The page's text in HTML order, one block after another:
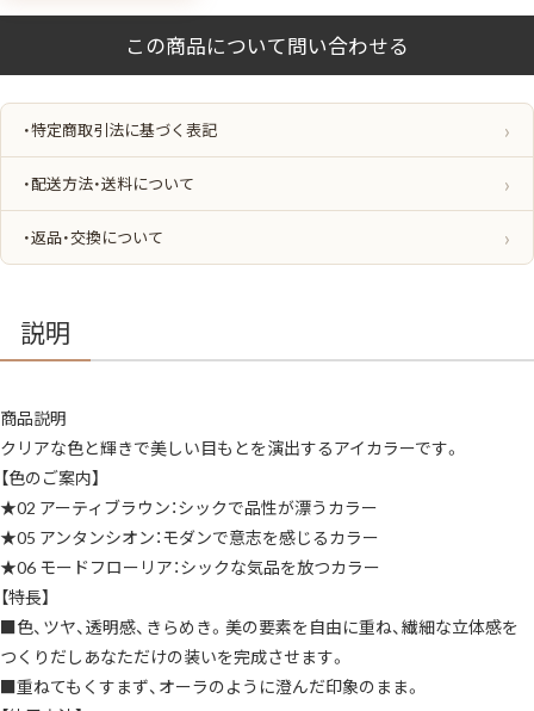
ア
カ
ー
テ
ア
イ
ア
ッ
ト
ア
イ
シ
ャ
ド
ウ
レ
ッ
ト
ク
リ
ア
な
色
ツ
・特定商取引法に基づく表記
・配送方法・送料について
・返品・交換について
説明
商品説明
クリアな色と輝きで美しい目もとを演出するアイカラーです。
【色のご案内】
★02 アーティブラウン：シックで品性が漂うカラー
★05 アンタンシオン：モダンで意志を感じるカラー
★06 モードフローリア：シックな気品を放つカラー
【特長】
■色、ツヤ、透明感、きらめき。美の要素を自由に重ね、繊細な立体感を
つくりだしあなただけの装いを完成させます。
■重ねてもくすまず、オーラのように澄んだ印象のまま。